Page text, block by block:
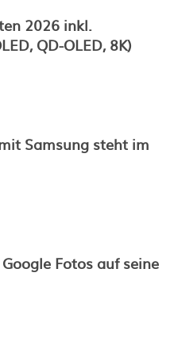
2026 inkl.
QD-OLED, 8K)
Samsung steht im
Fotos auf seine